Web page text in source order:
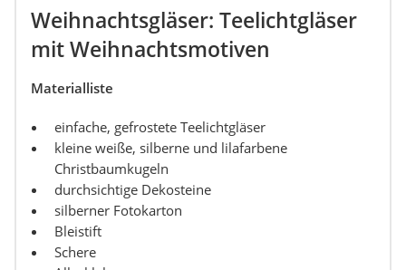
Weihnachtsgläser: Teelichtgläser
mit Weihnachtsmotiven
Materialliste
einfache, gefrostete Teelichtgläser
kleine weiße, silberne und lilafarbene
Christbaumkugeln
durchsichtige Dekosteine
silberner Fotokarton
Bleistift
Schere